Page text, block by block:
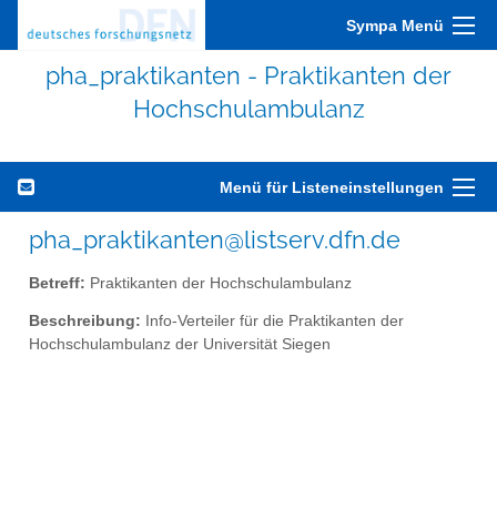
Sympa Menü
pha_praktikanten - Praktikanten der
Hochschulambulanz
Menü für Listeneinstellungen
pha_praktikanten@listserv.dfn.de
Betreff: Praktikanten der Hochschulambulanz
Beschreibung: Info-Verteiler für die Praktikanten der
Hochschulambulanz der Universität Siegen